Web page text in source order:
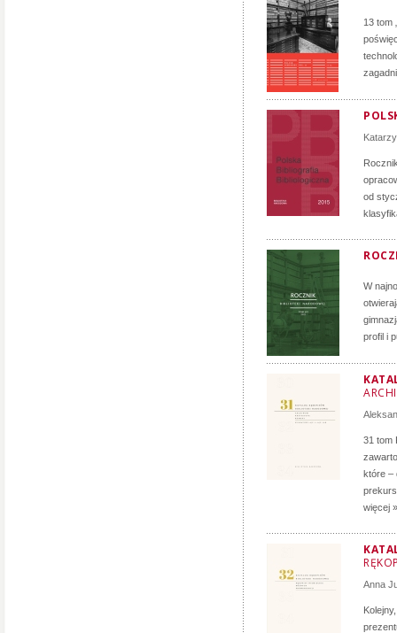
13 tom
od
W
profil i
31 tom
które –
więcej »
Anna